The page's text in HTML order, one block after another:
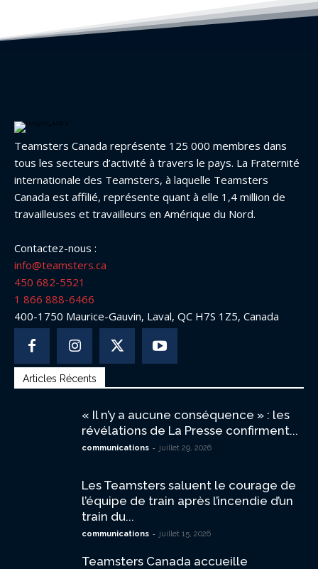
Teamsters Canada représente 125 000 membres dans
tous les secteurs d’activité à travers le pays. La Fraternité
internationale des Teamsters, à laquelle Teamsters
Canada est affilié, représente quant à elle 1,4 million de
travailleuses et travailleurs en Amérique du Nord.
Contactez-nous :
info@teamsters.ca
450 682-5521
1 866 888-6466
400-1750 Maurice-Gauvin, Laval, QC H7S 1Z5, Canada
Articles Récents
« Il n’y a aucune conséquence » : les
révélations de La Presse confirment...
communications - juillet 29, 2026
Les Teamsters saluent le courage de
l’équipe de train après l’incendie d’un
train du...
communications - juillet 15, 2026
Teamsters Canada accueille